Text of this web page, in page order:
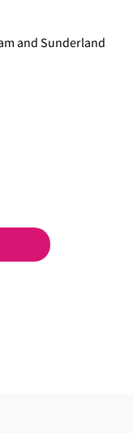
and Sunderland